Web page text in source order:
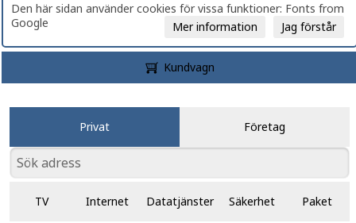
Den här sidan använder cookies för vissa funktioner: Fonts from
Google
Jag förstår
Mer information
Kundvagn
Privat Företag
TV Internet Datatjänster Säkerhet Paket